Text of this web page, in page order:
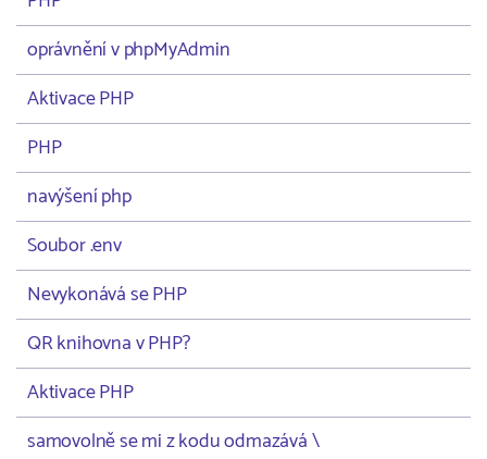
oprávnění v phpMyAdmin
Aktivace PHP
PHP
navýšení php
Soubor .env
Nevykonává se PHP
QR knihovna v PHP?
Aktivace PHP
samovolně se mi z kodu odmazává \